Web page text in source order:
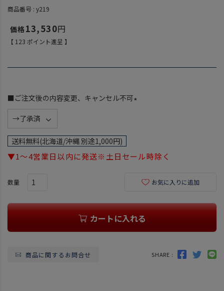
商品番号 y219
13,530
【 123 ポイント進呈 】
■ご注文後の内容変更、キャンセル不可
送料無料(北海道/沖縄 別途1,000円)
▼1～4営業日以内に発送※土日セール時除く
お気に入りに追加
カートに入れる
商品に関するお問合せ SHARE :